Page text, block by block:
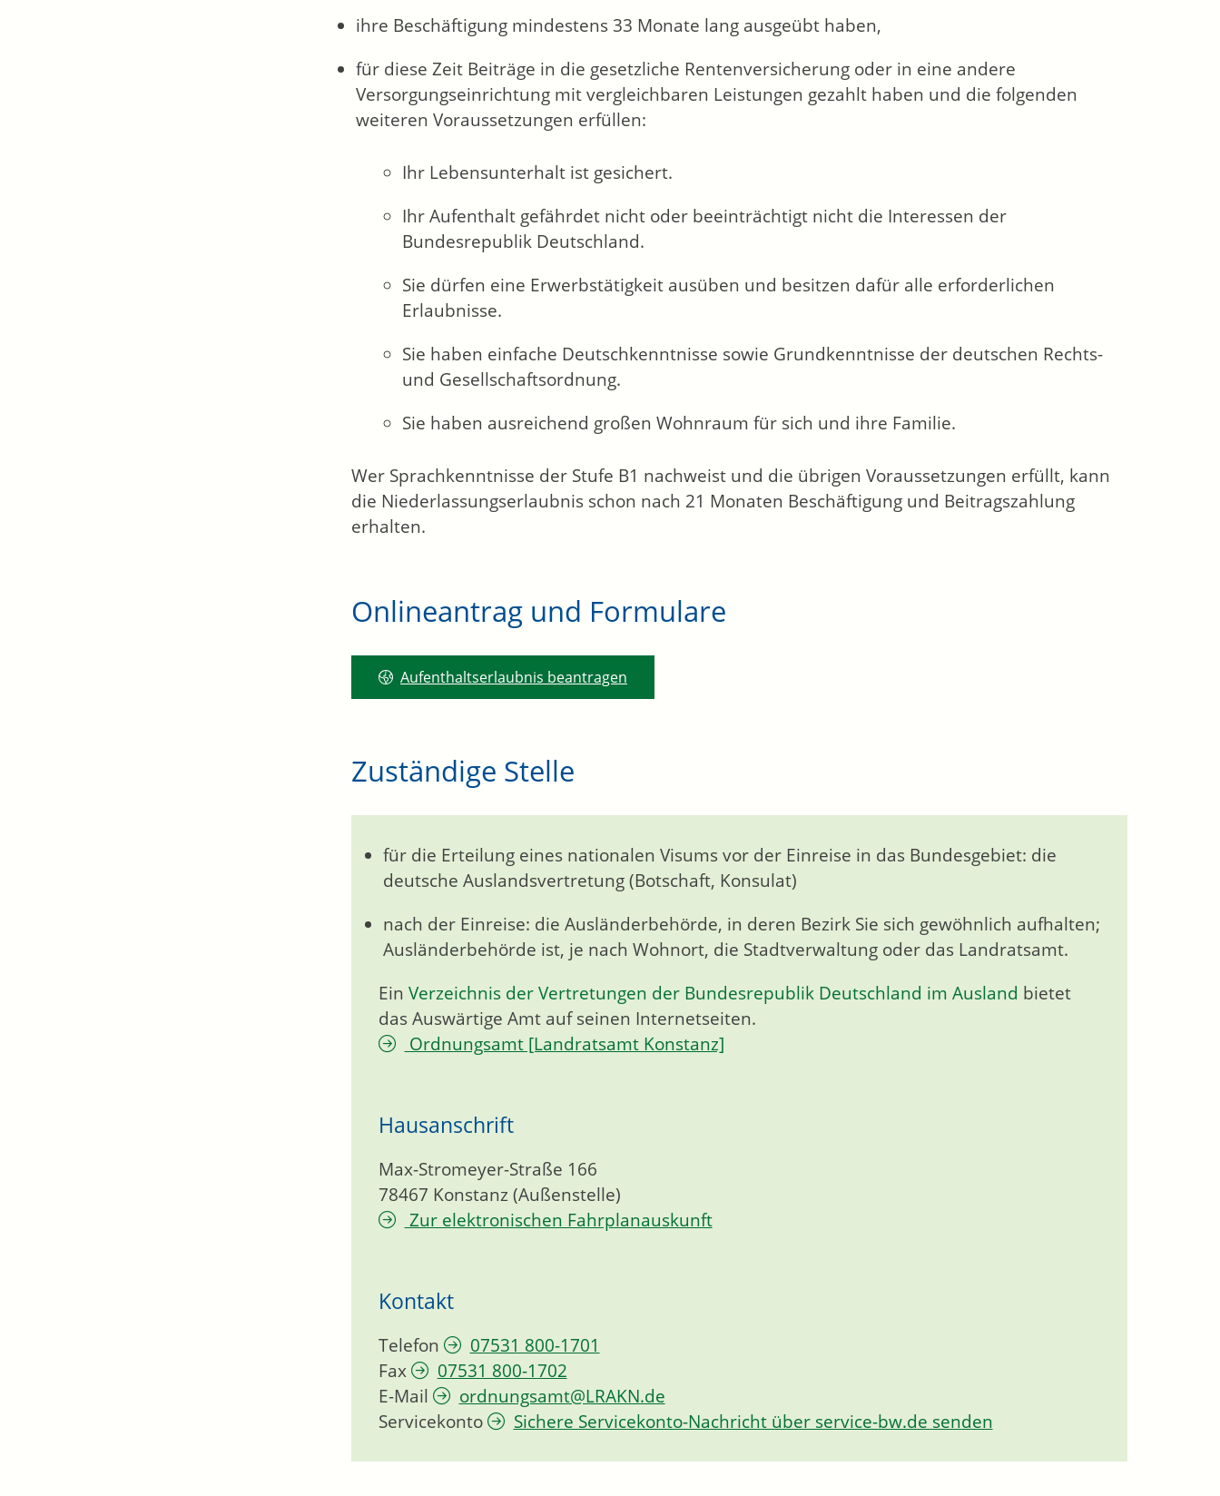
ihre Beschäftigung mindestens 33 Monate lang ausgeübt haben,
für diese Zeit Beiträge in die gesetzliche Rentenversicherung oder in eine andere
Versorgungseinrichtung mit vergleichbaren Leistungen gezahlt haben und die folgenden
weiteren Voraussetzungen erfüllen:
Ihr Lebensunterhalt ist gesichert.
Ihr Aufenthalt gefährdet nicht oder beeinträchtigt nicht die Interessen der
Bundesrepublik Deutschland.
Sie dürfen eine Erwerbstätigkeit ausüben und besitzen dafür alle erforderlichen
Erlaubnisse.
Sie haben einfache Deutschkenntnisse sowie Grundkenntnisse der deutschen Rechts-
und Gesellschaftsordnung.
Sie haben ausreichend großen Wohnraum für sich und ihre Familie.
Wer Sprachkenntnisse der Stufe B1 nachweist und die übrigen Voraussetzungen erfüllt, kann
die Niederlassungserlaubnis schon nach 21 Monaten Beschäftigung und Beitragszahlung
erhalten.
Onlineantrag und Formulare
Aufenthaltserlaubnis beantragen
Zuständige Stelle
für die Erteilung eines nationalen Visums vor der Einreise in das Bundesgebiet: die
deutsche Auslandsvertretung (Botschaft, Konsulat)
nach der Einreise: die Ausländerbehörde, in deren Bezirk Sie sich gewöhnlich aufhalten;
Ausländerbehörde ist, je nach Wohnort, die Stadtverwaltung oder das Landratsamt.
Ein Verzeichnis der Vertretungen der Bundesrepublik Deutschland im Ausland bietet
das Auswärtige Amt auf seinen Internetseiten.
Ordnungsamt [Landratsamt Konstanz]
Hausanschrift
Max-Stromeyer-Straße 166
78467 Konstanz (Außenstelle)
Zur elektronischen Fahrplanauskunft
Kontakt
Telefon
07531 800-1701
Fax
07531 800-1702
E-Mail
ordnungsamt@LRAKN.de
Servicekonto
Sichere Servicekonto-Nachricht über service-bw.de senden